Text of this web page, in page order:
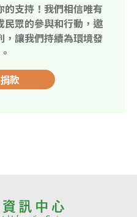
的支持！我們相信唯有
民眾的參與和行動，邀
，讓我們持續為環境發
款